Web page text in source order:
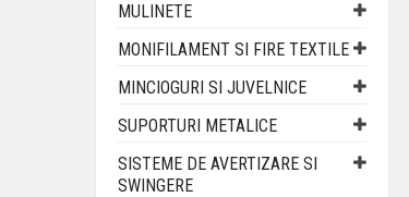
MULINETE
MONIFILAMENT SI FIRE TEXTILE
MINCIOGURI SI JUVELNICE
SUPORTURI METALICE
SISTEME DE AVERTIZARE SI
SWINGERE